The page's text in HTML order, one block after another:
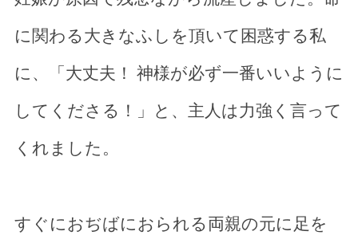
に関わる大きなふしを頂いて困惑する私
に、「大丈夫！ 神様が必ず一番いいように
してくださる！」と、主人は力強く言って
くれました。
すぐにおぢばにおられる両親の元に足を